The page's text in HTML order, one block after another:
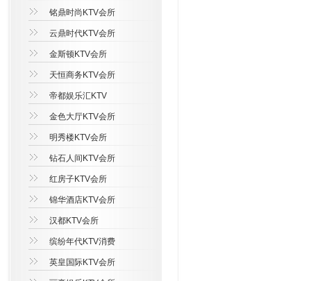
铭鼎时尚KTV会所
云鼎时代KTV会所
金斯顿KTV会所
天恒商务KTV会所
帝都娱乐汇KTV
金色大厅KTV会所
明秀楼KTV会所
钻石人间KTV会所
红房子KTV会所
锦华酒店KTV会所
汉都KTV会所
缤纷年代KTV消费
英皇国际KTV会所